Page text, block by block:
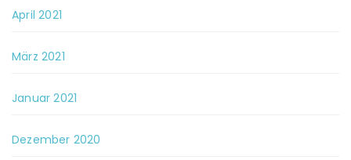
April 2021
März 2021
Januar 2021
Dezember 2020